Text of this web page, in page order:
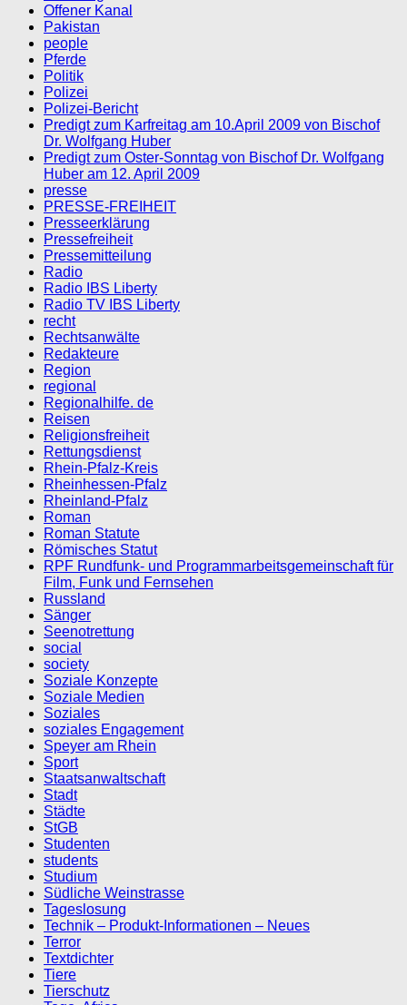
Offener Kanal
Pakistan
people
Pferde
Politik
Polizei
Polizei-Bericht
Predigt zum Karfreitag am 10.April 2009 von Bischof
Dr. Wolfgang Huber
Predigt zum Oster-Sonntag von Bischof Dr. Wolfgang
Huber am 12. April 2009
presse
PRESSE-FREIHEIT
Presseerklärung
Pressefreiheit
Pressemitteilung
Radio
Radio IBS Liberty
Radio TV IBS Liberty
recht
Rechtsanwälte
Redakteure
Region
regional
Regionalhilfe. de
Reisen
Religionsfreiheit
Rettungsdienst
Rhein-Pfalz-Kreis
Rheinhessen-Pfalz
Rheinland-Pfalz
Roman
Roman Statute
Römisches Statut
RPF Rundfunk- und Programmarbeitsgemeinschaft für
Film, Funk und Fernsehen
Russland
Sänger
Seenotrettung
social
society
Soziale Konzepte
Soziale Medien
Soziales
soziales Engagement
Speyer am Rhein
Sport
Staatsanwaltschaft
Stadt
Städte
StGB
Studenten
students
Studium
Südliche Weinstrasse
Tageslosung
Technik – Produkt-Informationen – Neues
Terror
Textdichter
Tiere
Tierschutz